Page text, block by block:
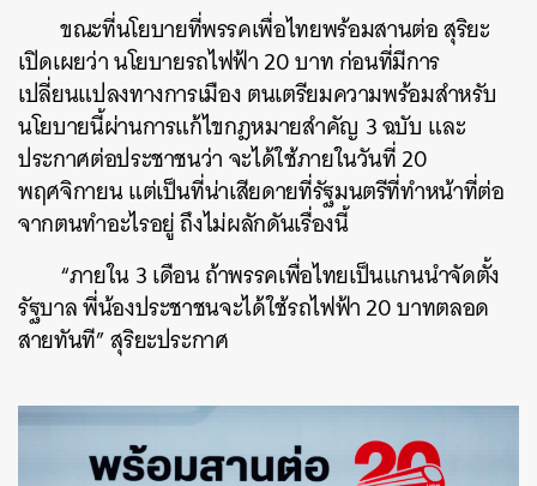
ขณะที่นโยบายที่พรรคเพื่อไทยพร้อมสานต่อ สุริยะ
เปิดเผยว่า นโยบายรถไฟฟ้า 20 บาท ก่อนที่มีการ
เปลี่ยนแปลงทางการเมือง ตนเตรียมความพร้อมสำหรับ
นโยบายนี้ผ่านการแก้ไขกฎหมายสำคัญ 3 ฉบับ และ
ประกาศต่อประชาชนว่า จะได้ใช้ภายในวันที่ 20
พฤศจิกายน แต่เป็นที่น่าเสียดายที่รัฐมนตรีที่ทำหน้าที่ต่อ
จากตนทำอะไรอยู่ ถึงไม่ผลักดันเรื่องนี้
“ภายใน 3 เดือน ถ้าพรรคเพื่อไทยเป็นแกนนำจัดตั้ง
รัฐบาล พี่น้องประชาชนจะได้ใช้รถไฟฟ้า 20 บาทตลอด
สายทันที” สุริยะประกาศ